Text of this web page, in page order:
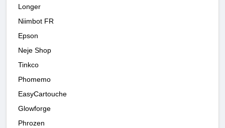
Longer
Niimbot FR
Epson
Neje Shop
Tinkco
Phomemo
EasyCartouche
Glowforge
Phrozen